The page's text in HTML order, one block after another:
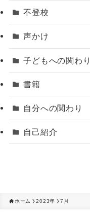
不登校
声かけ
子どもへの関わり
書籍
自分への関わり
自己紹介
ホーム 2023年 7月